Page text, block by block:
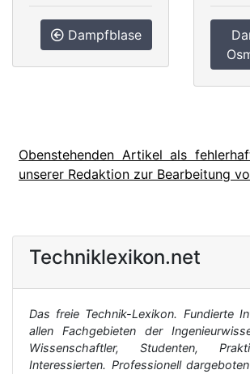
Dampfblase
Obenstehenden Artikel als
unserer Redaktion zur Bearbeitung
Techniklexikon.net
Das freie Technik-Lexikon. Fundierte
allen Fachgebieten der
Wissenschaftler, Studenten,
Interessierten. Professionell